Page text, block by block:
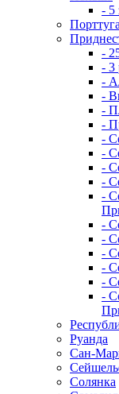
- 5
-
- 3
-
-
-
-
-
-
-
-
-
-
-
-
-
-
-
Руанда
Сан-
Солянка